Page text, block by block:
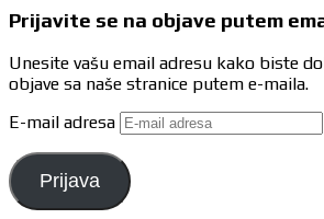
Prijavite se na objave putem
Unesite vašu email adresu kako biste
objave sa naše stranice putem e-maila.
E-mail adresa
Prijava